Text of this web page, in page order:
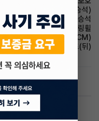
시트 통풍시트(동승석)
에어백 동승석
스티어링휠 가죽스티어링휠
룸미러 전자식 룸미러(ECM)
시트 열선시트(뒤)
바랍니다.